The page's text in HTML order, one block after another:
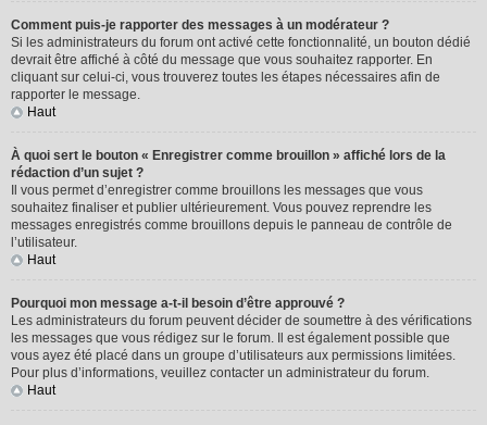
Comment puis-je rapporter des messages à un modérateur ?
Si les administrateurs du forum ont activé cette fonctionnalité, un bouton dédié
devrait être affiché à côté du message que vous souhaitez rapporter. En
cliquant sur celui-ci, vous trouverez toutes les étapes nécessaires afin de
rapporter le message.
Haut
À quoi sert le bouton « Enregistrer comme brouillon » affiché lors de la
rédaction d’un sujet ?
Il vous permet d’enregistrer comme brouillons les messages que vous
souhaitez finaliser et publier ultérieurement. Vous pouvez reprendre les
messages enregistrés comme brouillons depuis le panneau de contrôle de
l’utilisateur.
Haut
Pourquoi mon message a-t-il besoin d’être approuvé ?
Les administrateurs du forum peuvent décider de soumettre à des vérifications
les messages que vous rédigez sur le forum. Il est également possible que
vous ayez été placé dans un groupe d’utilisateurs aux permissions limitées.
Pour plus d’informations, veuillez contacter un administrateur du forum.
Haut